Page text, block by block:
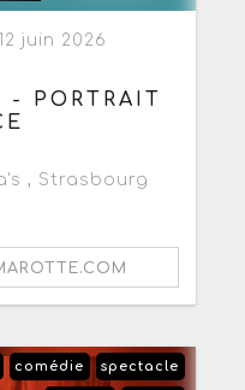
juin 2026
- PORTRAIT
, Strasbourg
spectacle
comédie